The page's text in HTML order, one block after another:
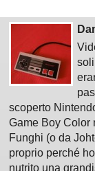
scoperto
Game Boy Color
Funghi (o da
proprio perché
nutrito una